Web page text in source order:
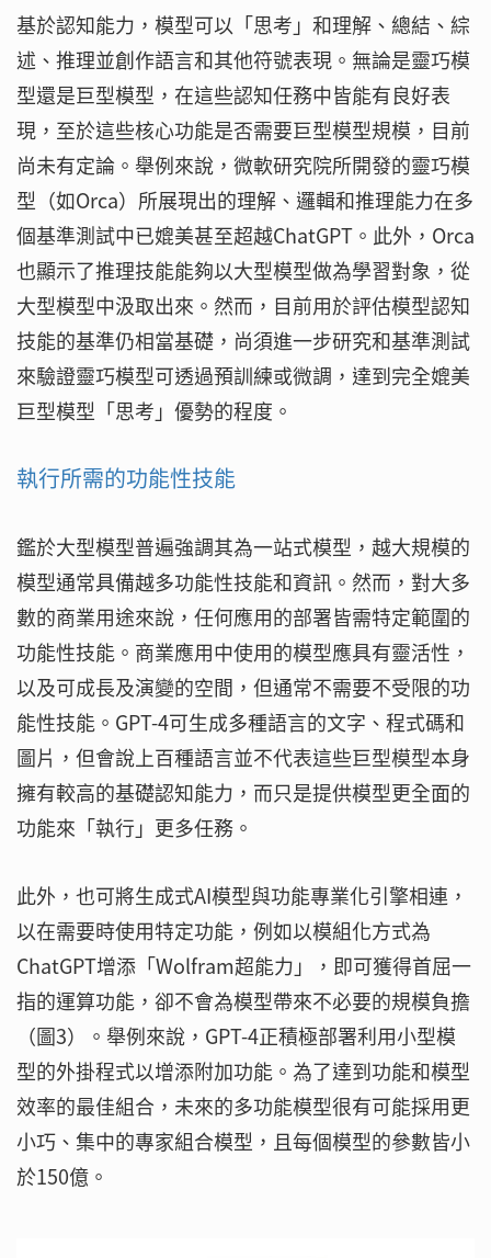
基於認知能力，模型可以「思考」和理解、總結、綜
述、推理並創作語言和其他符號表現。無論是靈巧模
型還是巨型模型，在這些認知任務中皆能有良好表
現，至於這些核心功能是否需要巨型模型規模，目前
尚未有定論。舉例來說，微軟研究院所開發的靈巧模
型（如Orca）所展現出的理解、邏輯和推理能力在多
個基準測試中已媲美甚至超越ChatGPT。此外，Orca
也顯示了推理技能能夠以大型模型做為學習對象，從
大型模型中汲取出來。然而，目前用於評估模型認知
技能的基準仍相當基礎，尚須進一步研究和基準測試
來驗證靈巧模型可透過預訓練或微調，達到完全媲美
巨型模型「思考」優勢的程度。
執行所需的功能性技能
鑑於大型模型普遍強調其為一站式模型，越大規模的
模型通常具備越多功能性技能和資訊。然而，對大多
數的商業用途來說，任何應用的部署皆需特定範圍的
功能性技能。商業應用中使用的模型應具有靈活性，
以及可成長及演變的空間，但通常不需要不受限的功
能性技能。GPT-4可生成多種語言的文字、程式碼和
圖片，但會說上百種語言並不代表這些巨型模型本身
擁有較高的基礎認知能力，而只是提供模型更全面的
功能來「執行」更多任務。
此外，也可將生成式AI模型與功能專業化引擎相連，
以在需要時使用特定功能，例如以模組化方式為
ChatGPT增添「Wolfram超能力」，即可獲得首屈一
指的運算功能，卻不會為模型帶來不必要的規模負擔
（圖3）。舉例來說，GPT-4正積極部署利用小型模
型的外掛程式以增添附加功能。為了達到功能和模型
效率的最佳組合，未來的多功能模型很有可能採用更
小巧、集中的專家組合模型，且每個模型的參數皆小
於150億。